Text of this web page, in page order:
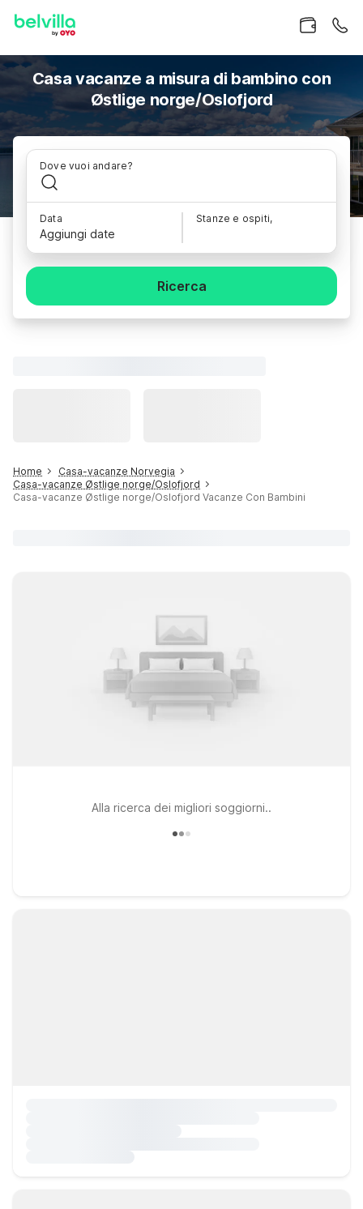
Casa vacanze a misura di bambino con
Østlige norge/Oslofjord
Dove vuoi andare?
Data
Aggiungi date
Stanze e ospiti,
Ricerca
Home
Casa-vacanze Norvegia
Casa-vacanze Østlige norge/Oslofjord
Casa-vacanze Østlige norge/Oslofjord Vacanze Con Bambini
Alla ricerca dei migliori soggiorni..